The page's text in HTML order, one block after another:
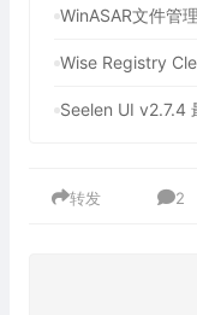
转发 2